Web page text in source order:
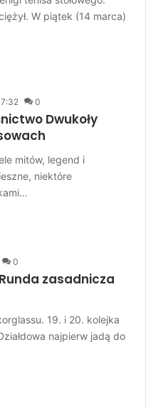
W piątek (14 marca)
0
Dwukoły
mitów, legend i
niektóre
0
zasadnicza
19. i 20. kolejka
najpierw jadą do